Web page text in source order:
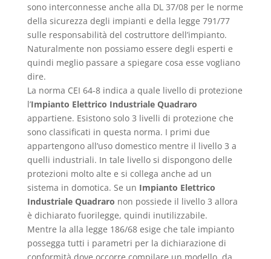
sono interconnesse anche alla DL 37/08 per le norme
della sicurezza degli impianti e della legge 791/77
sulle responsabilità del costruttore dell’impianto.
Naturalmente non possiamo essere degli esperti e
quindi meglio passare a spiegare cosa esse vogliano
dire.
La norma CEI 64-8 indica a quale livello di protezione
l’Impianto Elettrico Industriale Quadraro
appartiene. Esistono solo 3 livelli di protezione che
sono classificati in questa norma. I primi due
appartengono all’uso domestico mentre il livello 3 a
quelli industriali. In tale livello si dispongono delle
protezioni molto alte e si collega anche ad un
sistema in domotica. Se un Impianto Elettrico
Industriale Quadraro non possiede il livello 3 allora
è dichiarato fuorilegge, quindi inutilizzabile.
Mentre la alla legge 186/68 esige che tale impianto
possegga tutti i parametri per la dichiarazione di